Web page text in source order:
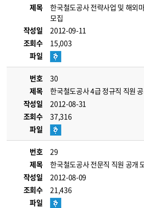
제목
한국철도공사 전략사업 및 해외
모집
작성일
2012-09-11
조회수
15,003
파일
번호
30
제목
한국철도공사 4급 정규직 직원
작성일
2012-08-31
조회수
37,316
파일
번호
29
제목
한국철도공사 전문직 직원 공개
작성일
2012-08-09
조회수
21,436
파일